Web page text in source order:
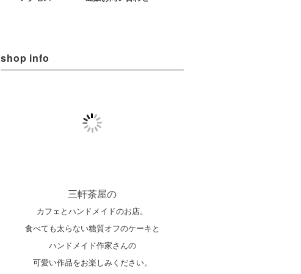
shop info
三軒茶屋の
カフェとハンドメイドのお店。
食べても太らない糖質オフのケーキと
ハンドメイド作家さんの
可愛い作品をお楽しみください。